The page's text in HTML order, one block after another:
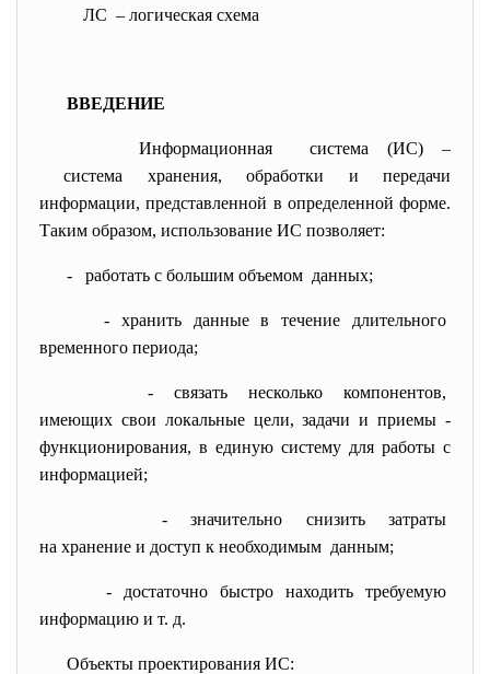
ЛС – логическая схема
ВВЕДЕНИЕ
Информационная система (ИС) –
система хранения, обработки и передачи
информации, представленной в определенной форме.
Таким образом, использование ИС позволяет:
- работать с большим объемом данных;
- хранить данные в течение длительного
временного периода;
- связать несколько компонентов,
имеющих свои локальные цели, задачи и приемы -
функционирования, в единую систему для работы с
информацией;
- значительно снизить затраты
на хранение и доступ к необходимым данным;
- достаточно быстро находитьтребуемую
информацию и т. д.
Объекты проектирования ИС: